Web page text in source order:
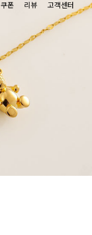
쿠폰 리뷰 고객센터